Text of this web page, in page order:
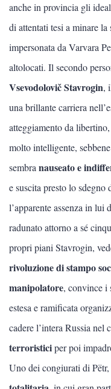
anche in provincia gli
di attentati tesi a minare
impersonata da Varvara
altolocati. Il secondo
Vsevodolovič Stavrogin,
una brillante carriera
atteggiamento da
molto intelligente,
sembra nauseato e
e suscita presto lo
l’apparente assenza in
radunato attorno a sé
propri piani Stavrogin,
rivoluzione di stampo
manipolatore, convince i
estesa e ramificata
cadere l’intera Russia nel
terroristiciper poi
Uno dei congiurati di Pëtr,